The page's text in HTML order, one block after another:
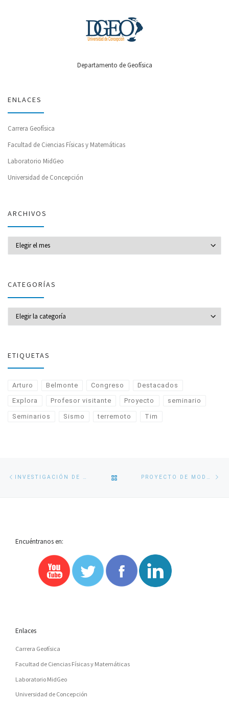
Departamento de Geofísica
ENLACES
Carrera Geofísica
Facultad de Ciencias Físicas y Matemáticas
Laboratorio MidGeo
Universidad de Concepción
ARCHIVOS
CATEGORÍAS
ETIQUETAS
Arturo Belmonte Congreso Destacados
Explora Profesor visitante Proyecto seminario
Seminarios Sismo terremoto Tim
de
VOLVER
ENTRADAS
Encuéntranos en:
Enlaces
Carrera Geofísica
Facultad de Ciencias Físicas y Matemáticas
Laboratorio MidGeo
Universidad de Concepción